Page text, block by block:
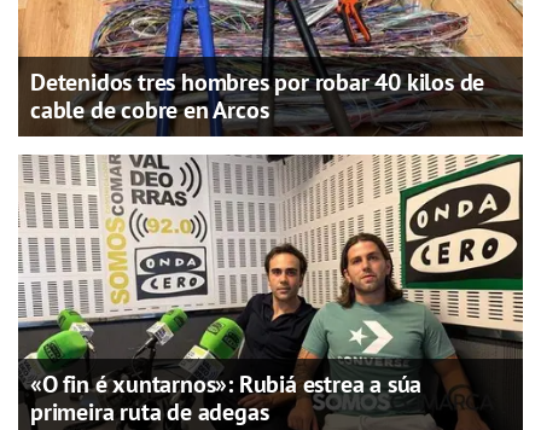
Detenidos tres hombres por robar 40 kilos de
cable de cobre en Arcos
«O fin é xuntarnos»: Rubiá estrea a súa
primeira ruta de adegas